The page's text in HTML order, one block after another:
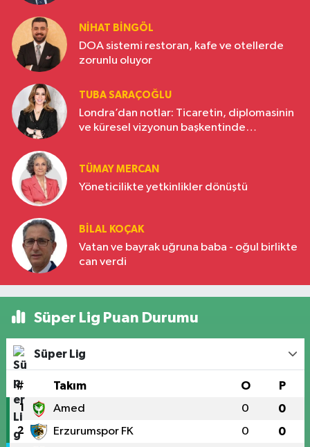
NIHAT BINGÖL
DOA sistemi restoran, kafe ve otellerde
zorunlu oluyor
TUBA SARAÇOĞLU
Londra’dan notlar: Ticaretin, diplomasinin
ve küresel vizyonun başkentinde
TÜMAY MERCAN
Yöneticilikte yetkinlikler dönüştü
BILAL KOÇAK
Vatan ve bayrak uğruna baba - oğul birlikte
can verdi
Süper Lig Puan Durumu
Süper Lig
# Takım O P
1 Amed 0 0
2 Erzurumspor FK 0 0